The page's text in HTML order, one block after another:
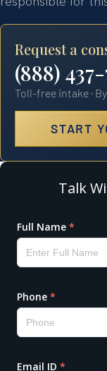
Request a
(888)
Toll-free intake ·
START